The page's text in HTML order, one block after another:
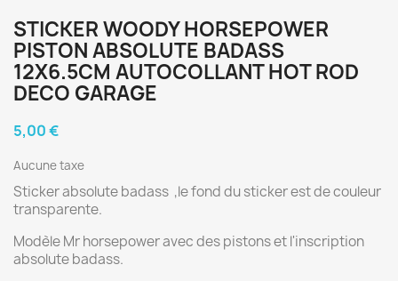
STICKER WOODY HORSEPOWER
PISTON ABSOLUTE BADASS
12X6.5CM AUTOCOLLANT HOT ROD
DECO GARAGE
5,00 €
Aucune taxe
Sticker absolute badass ,le fond du sticker est de couleur
transparente.
Modèle Mr horsepower avec des pistons et l'inscription
absolute badass.